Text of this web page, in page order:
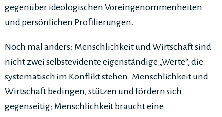
gegenüber ideologischen Voreingenommenheiten
und persönlichen Profilierungen.
Noch mal anders: Menschlichkeit und Wirtschaft sind
nicht zwei selbstevidente eigenständige „Werte“, die
systematisch im Konflikt stehen. Menschlichkeit und
Wirtschaft bedingen, stützen und fördern sich
gegenseitig; Menschlichkeit braucht eine